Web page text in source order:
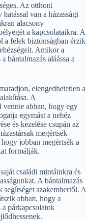
Az otthoni
van a házassági
alacsony
a kapcsolataikra. A
a felek biztonságban érzik
Amikor a
bántalmazás aláássa a
elengedhetetlen a
A
vennie abban, hogy egy
egymást a nehéz
és kezelése csupán az
megértsék
jobban megértsék a
formálják.
családi mintáinkra és
A bántalmazás
segítséget szakembertől. A
abban, hogy a
a párkapcsolatok